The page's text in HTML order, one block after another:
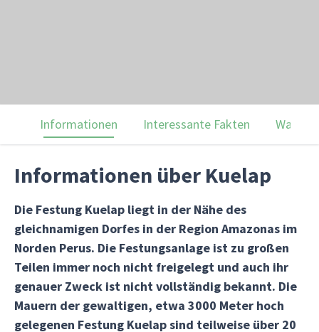
Informationen Interessante Fakten Was du
Informationen über Kuelap
Die Festung Kuelap liegt in der Nähe des
gleichnamigen Dorfes in der Region Amazonas im
Norden Perus. Die Festungsanlage ist zu großen
Teilen immer noch nicht freigelegt und auch ihr
genauer Zweck ist nicht vollständig bekannt. Die
Mauern der gewaltigen, etwa 3000 Meter hoch
gelegenen Festung Kuelap sind teilweise über 20